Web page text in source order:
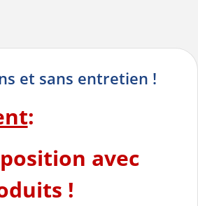
et sans entretien !
:
avec
!